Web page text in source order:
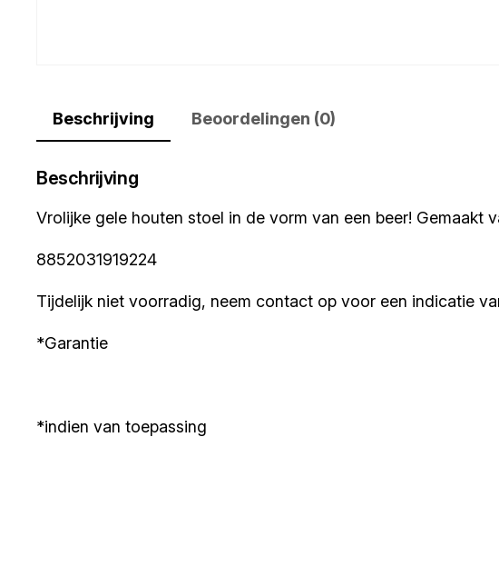
Beschrijving Beoordelingen (0)
Beschrijving
Vrolijke gele houten stoel in de vorm van een beer!
8852031919224
Tijdelijk niet voorradig, neem contact op voor een indicatie
*Garantie
*indien van toepassing